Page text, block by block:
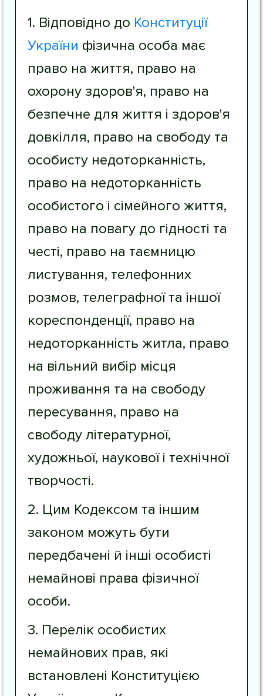
1. Відповідно до Конституції
України фізична особа має
право на життя, право на
охорону здоров'я, право на
безпечне для життя і здоров'я
довкілля, право на свободу та
особисту недоторканність,
право на недоторканність
особистого і сімейного життя,
право на повагу до гідності та
честі, право на таємницю
листування, телефонних
розмов, телеграфної та іншої
кореспонденції, право на
недоторканність житла, право
на вільний вибір місця
проживання та на свободу
пересування, право на
свободу літературної,
художньої, наукової і технічної
творчості.
2. Цим Кодексом та іншим
законом можуть бути
передбачені й інші особисті
немайнові права фізичної
особи.
3. Перелік особистих
немайнових прав, які
встановлені Конституцією